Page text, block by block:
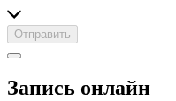
Отправить
Запись онлайн